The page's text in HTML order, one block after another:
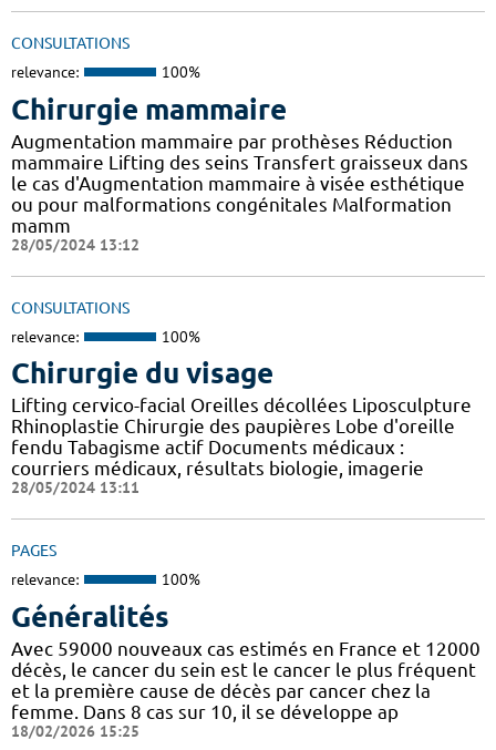
CONSULTATIONS
relevance: 100%
Chirurgie mammaire
Augmentation mammaire par prothèses Réduction
mammaire Lifting des seins Transfert graisseux dans
le cas d'Augmentation mammaire à visée esthétique
ou pour malformations congénitales Malformation
mamm
28/05/2024 13:12
CONSULTATIONS
relevance: 100%
Chirurgie du visage
Lifting cervico-facial Oreilles décollées Liposculpture
Rhinoplastie Chirurgie des paupières Lobe d'oreille
fendu Tabagisme actif Documents médicaux :
courriers médicaux, résultats biologie, imagerie
28/05/2024 13:11
PAGES
relevance: 100%
Généralités
Avec 59000 nouveaux cas estimés en France et 12000
décès, le cancer du sein est le cancer le plus fréquent
et la première cause de décès par cancer chez la
femme. Dans 8 cas sur 10, il se développe ap
18/02/2026 15:25